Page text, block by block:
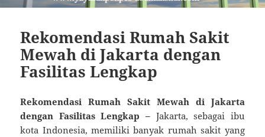
Rekomendasi Rumah Sakit
Mewah di Jakarta dengan
Fasilitas Lengkap
Rekomendasi Rumah Sakit Mewah di Jakarta
dengan Fasilitas Lengkap – Jakarta, sebagai ibu
kota Indonesia, memiliki banyak rumah sakit yang